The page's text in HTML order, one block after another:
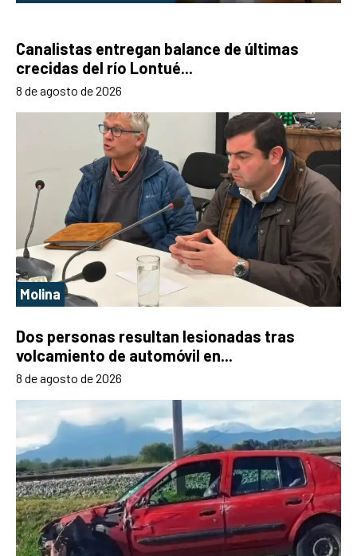
Canalistas entregan balance de últimas
crecidas del río Lontué...
8 de agosto de 2026
Molina
Dos personas resultan lesionadas tras
volcamiento de automóvil en...
8 de agosto de 2026